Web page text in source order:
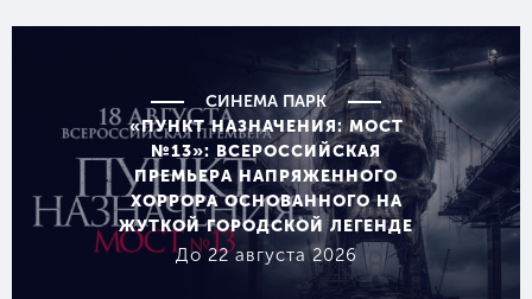
СИНЕМА ПАРК
«ПУНКТ НАЗНАЧЕНИЯ: МОСТ
№13»: ВСЕРОССИЙСКАЯ
ПРЕМЬЕРА НАПРЯЖЕННОГО
ХОРРОРА ОСНОВАННОГО НА
ЖУТКОЙ ГОРОДСКОЙ ЛЕГЕНДЕ
До 22 августа 2026